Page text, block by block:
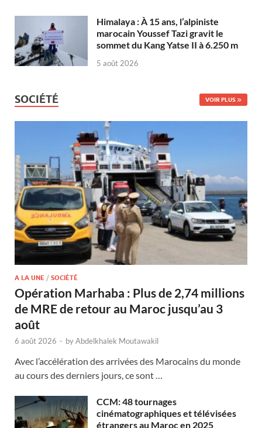
Himalaya : À 15 ans, l’alpiniste
marocain Youssef Tazi gravit le
sommet du Kang Yatse II à 6.250 m
5 août 2026
SOCIÉTÉ VOIR PLUS
A LA UNE / SOCIÉTÉ
Opération Marhaba : Plus de 2,74 millions
de MRE de retour au Maroc jusqu’au 3
août
6 août 2026 - byAbdelkhalek Moutawakil
Avec l’accélération des arrivées des Marocains du monde
au cours des derniers jours, ce sont …
CCM: 48 tournages
cinématographiques et télévisées
étrangers au Maroc en 2025